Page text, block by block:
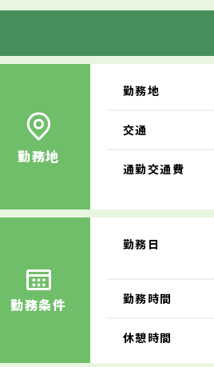
勤務地
勤務地
交通
通勤交通費
勤務条件
勤務日
勤務時間
休憩時間